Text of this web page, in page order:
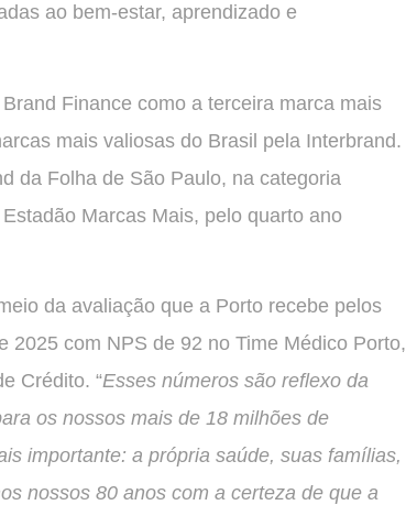
ao bem-estar, aprendizado e
Finance como a terceira marca mais
mais valiosas do Brasil pela Interbrand.
da Folha de São Paulo, na categoria
Marcas Mais, pelo quarto ano
da avaliação que a Porto recebe pelos
2025 com NPS de 92 no Time Médico Porto,
Crédito. “Esses números são reflexo da
os nossos mais de 18 milhões de
importante: a própria saúde, suas famílias,
nossos 80 anos com a certeza de que a